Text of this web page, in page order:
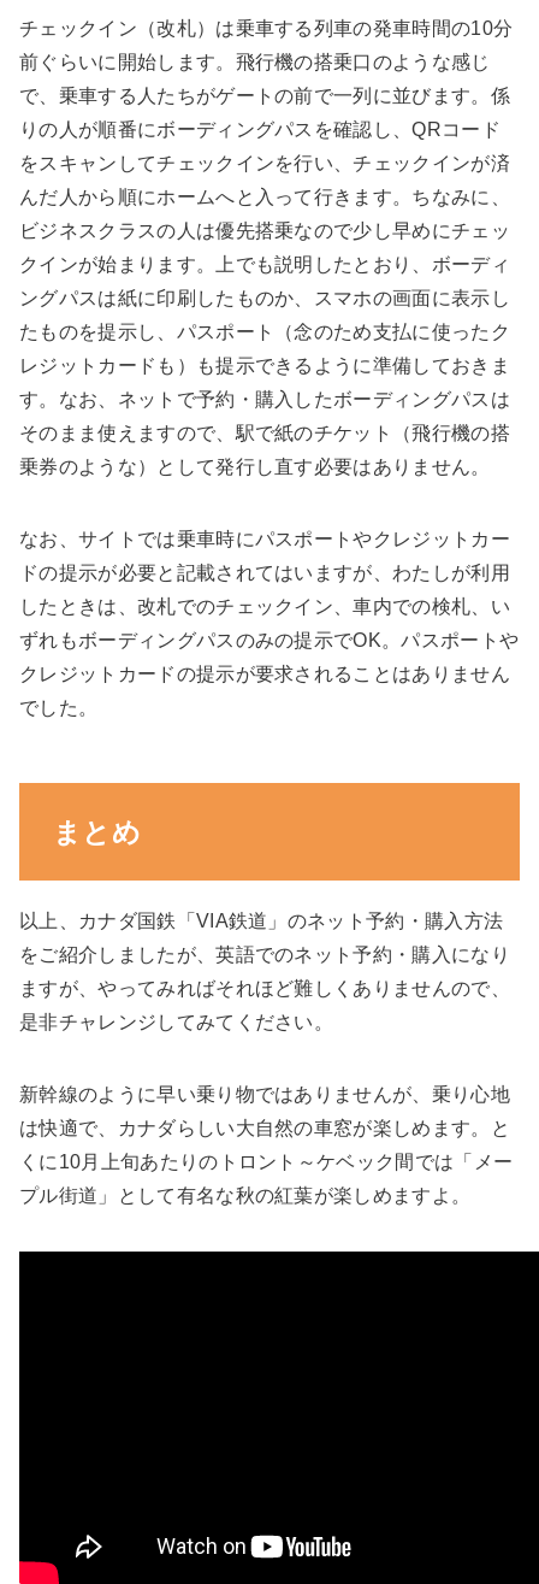
チェックイン（改札）は乗車する列車の発車時間の10分
前ぐらいに開始します。飛行機の搭乗口のような感じ
で、乗車する人たちがゲートの前で一列に並びます。係
りの人が順番にボーディングパスを確認し、QRコード
をスキャンしてチェックインを行い、チェックインが済
んだ人から順にホームへと入って行きます。ちなみに、
ビジネスクラスの人は優先搭乗なので少し早めにチェッ
クインが始まります。上でも説明したとおり、ボーディ
ングパスは紙に印刷したものか、スマホの画面に表示し
たものを提示し、パスポート（念のため支払に使ったク
レジットカードも）も提示できるように準備しておきま
す。なお、ネットで予約・購入したボーディングパスは
そのまま使えますので、駅で紙のチケット（飛行機の搭
乗券のような）として発行し直す必要はありません。
なお、サイトでは乗車時にパスポートやクレジットカー
ドの提示が必要と記載されてはいますが、わたしが利用
したときは、改札でのチェックイン、車内での検札、い
ずれもボーディングパスのみの提示でOK。パスポートや
クレジットカードの提示が要求されることはありません
でした。
まとめ
以上、カナダ国鉄「VIA鉄道」のネット予約・購入方法
をご紹介しましたが、英語でのネット予約・購入になり
ますが、やってみればそれほど難しくありませんので、
是非チャレンジしてみてください。
新幹線のように早い乗り物ではありませんが、乗り心地
は快適で、カナダらしい大自然の車窓が楽しめます。と
くに10月上旬あたりのトロント～ケベック間では「メー
プル街道」として有名な秋の紅葉が楽しめますよ。